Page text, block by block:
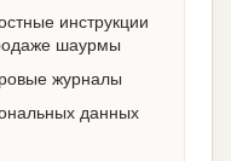
инструкции
шаурмы
журналы
данных